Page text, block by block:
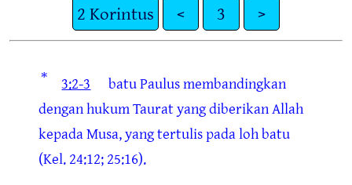
2 Korintus
< 3 >
* 3:2-3 batuPaulus membandingkan
dengan hukum Taurat yang diberikan Allah
kepada Musa, yang tertulis pada loh batu
(Kel. 24:12; 25:16).